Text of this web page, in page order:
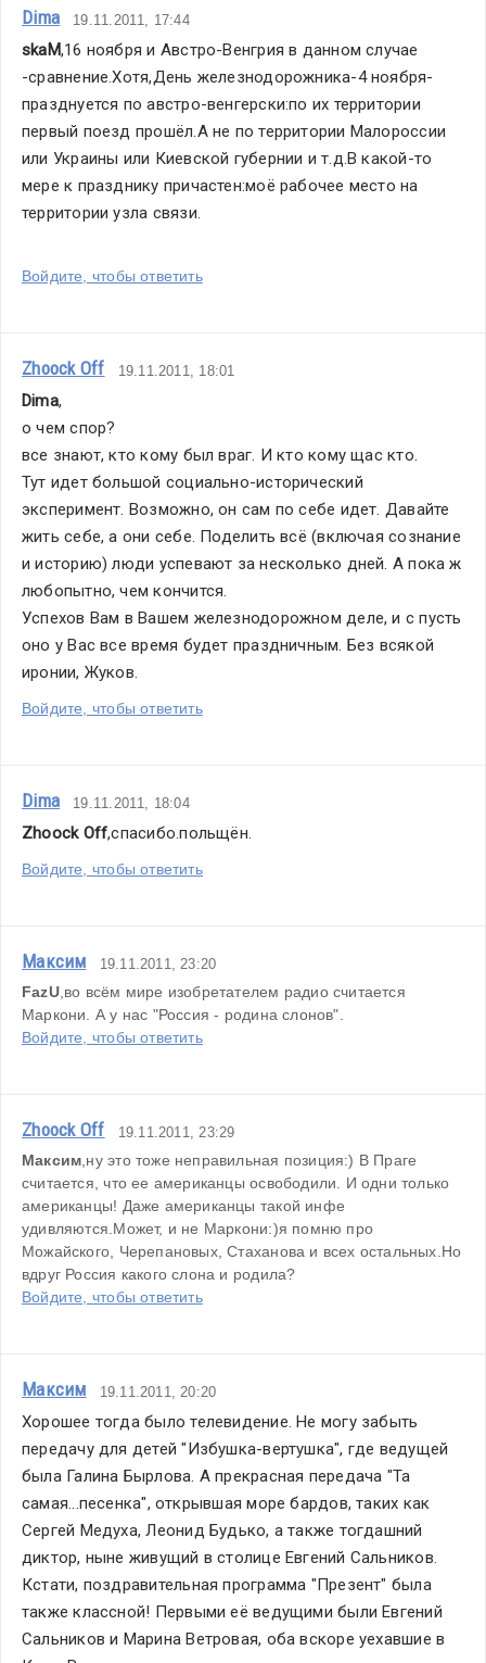
Dima 19.11.2011, 17:44
skaM,16 ноября и Австро-Венгрия в данном случае
-сравнение.Хотя,День железнодорожника-4 ноября-
празднуется по австро-венгерски:по их территории
первый поезд прошёл.А не по территории Малороссии
или Украины или Киевской губернии и т.д.В какой-то
мере к празднику причастен:моё рабочее место на
территории узла связи.
Войдите, чтобы ответить
Zhoock Off 19.11.2011, 18:01
Dima,
о чем спор?
все знают, кто кому был враг. И кто кому щас кто.
Тут идет большой социально-исторический
эксперимент. Возможно, он сам по себе идет. Давайте
жить себе, а они себе. Поделить всё (включая сознание
и историю) люди успевают за несколько дней. А пока ж
любопытно, чем кончится.
Успехов Вам в Вашем железнодорожном деле, и с пусть
оно у Вас все время будет праздничным. Без всякой
иронии, Жуков.
Войдите, чтобы ответить
Dima 19.11.2011, 18:04
Zhoock Off,спасибо.польщён.
Войдите, чтобы ответить
Максим 19.11.2011, 23:20
FazU,во всём мире изобретателем радио считается
Маркони. А у нас "Россия - родина слонов".
Войдите, чтобы ответить
Zhoock Off 19.11.2011, 23:29
Максим,ну это тоже неправильная позиция:) В Праге
считается, что ее американцы освободили. И одни только
американцы! Даже американцы такой инфе
удивляются.Может, и не Маркони:)я помню про
Можайского, Черепановых, Стаханова и всех остальных.Но
вдруг Россия какого слона и родила?
Войдите, чтобы ответить
Максим 19.11.2011, 20:20
Хорошее тогда было телевидение. Не могу забыть
передачу для детей "Избушка-вертушка", где ведущей
была Галина Бырлова. А прекрасная передача "Та
самая...песенка", открывшая море бардов, таких как
Сергей Медуха, Леонид Будько, а также тогдашний
диктор, ныне живущий в столице Евгений Сальников.
Кстати, поздравительная программа "Презент" была
также классной! Первыми её ведущими были Евгений
Сальников и Марина Ветровая, оба вскоре уехавшие в